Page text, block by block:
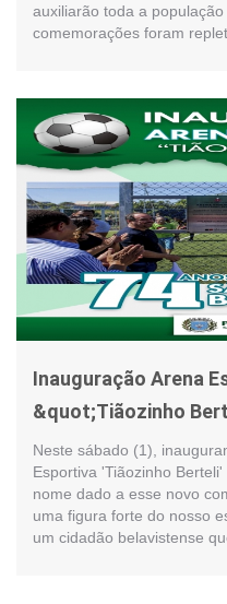
auxiliarão toda a
comemorações foram
Inauguração Arena
&quot;Tiãozinho
Neste sábado (1),
Esportiva 'Tiãozinho
nome dado a esse novo
uma figura forte do nosso
um cidadão belavistense